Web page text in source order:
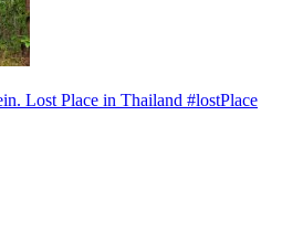
Lost Place in Thailand #lostPlace